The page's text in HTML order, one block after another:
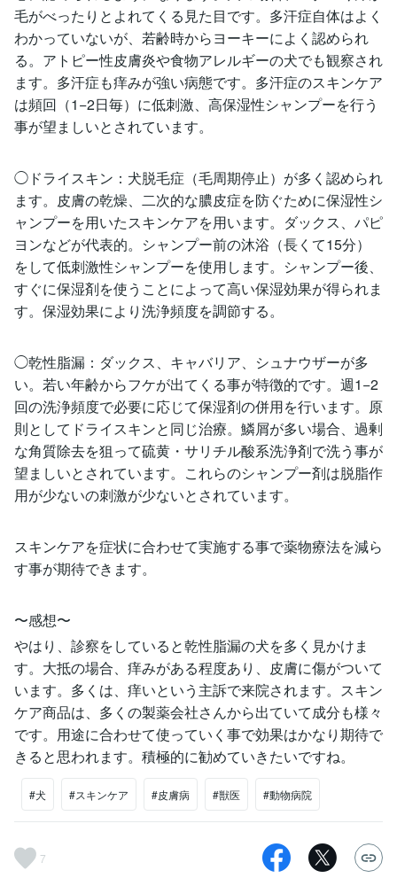
毛がべったりとよれてくる見た目です。多汗症自体はよく
わかっていないが、若齢時からヨーキーによく認められ
る。アトピー性皮膚炎や食物アレルギーの犬でも観察され
ます。多汗症も痒みが強い病態です。多汗症のスキンケア
は頻回（1−2日毎）に低刺激、高保湿性シャンプーを行う
事が望ましいとされています。
◯ドライスキン：犬脱毛症（毛周期停止）が多く認められ
ます。皮膚の乾燥、二次的な膿皮症を防ぐために保湿性シ
ャンプーを用いたスキンケアを用います。ダックス、パピ
ヨンなどが代表的。シャンプー前の沐浴（長くて15分）
をして低刺激性シャンプーを使用します。シャンプー後、
すぐに保湿剤を使うことによって高い保湿効果が得られま
す。保湿効果により洗浄頻度を調節する。
◯乾性脂漏：ダックス、キャバリア、シュナウザーが多
い。若い年齢からフケが出てくる事が特徴的です。週1−2
回の洗浄頻度で必要に応じて保湿剤の併用を行います。原
則としてドライスキンと同じ治療。鱗屑が多い場合、過剰
な角質除去を狙って硫黄・サリチル酸系洗浄剤で洗う事が
望ましいとされています。これらのシャンプー剤は脱脂作
用が少ないの刺激が少ないとされています。
スキンケアを症状に合わせて実施する事で薬物療法を減ら
す事が期待できます。
〜感想〜
やはり、診察をしていると乾性脂漏の犬を多く見かけま
す。大抵の場合、痒みがある程度あり、皮膚に傷がついて
います。多くは、痒いという主訴で来院されます。スキン
ケア商品は、多くの製薬会社さんから出ていて成分も様々
です。用途に合わせて使っていく事で効果はかなり期待で
きると思われます。積極的に勧めていきたいですね。
#犬 #スキンケア #皮膚病 #獣医 #動物病院
7